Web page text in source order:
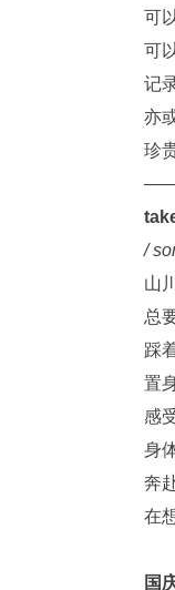
可
可
记
亦
珍
/
山
总
踩
置
感
身
奔
在
国